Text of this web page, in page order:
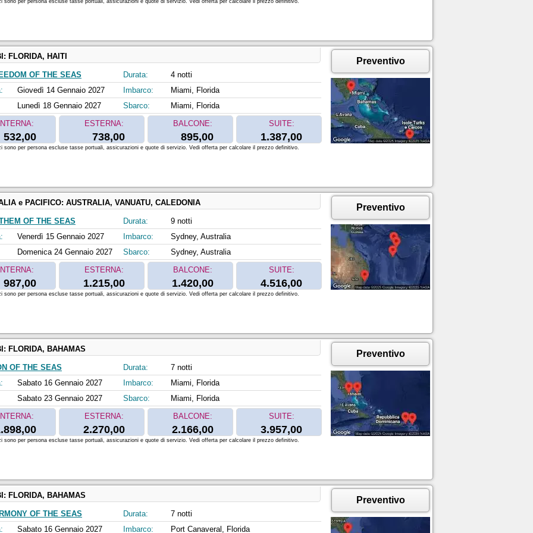
sono per persona escluse tasse portuali, assicurazioni e quote di servizio. Vedi offerta per calcolare il prezzo definitivo.
FLORIDA, HAITI
OF THE SEAS
Giovedì 14 Gennaio 2027
Lunedì 18 Gennaio 2027
Durata:
4 notti
Imbarco:
Miami, Florida
Sbarco:
Miami, Florida
532,00
ESTERNA:
738,00
BALCONE:
895,00
SUITE:
1.387,00
Preventivo
sono per persona escluse tasse portuali, assicurazioni e quote di servizio. Vedi offerta per calcolare il prezzo definitivo.
e PACIFICO: AUSTRALIA, VANUATU, CALEDONIA
OF THE SEAS
Venerdì 15 Gennaio 2027
Domenica 24 Gennaio 2027
Durata:
9 notti
Imbarco:
Sydney, Australia
Sbarco:
Sydney, Australia
987,00
ESTERNA:
1.215,00
BALCONE:
1.420,00
SUITE:
4.516,00
Preventivo
sono per persona escluse tasse portuali, assicurazioni e quote di servizio. Vedi offerta per calcolare il prezzo definitivo.
FLORIDA, BAHAMAS
OF THE SEAS
Sabato 16 Gennaio 2027
Sabato 23 Gennaio 2027
Durata:
7 notti
Imbarco:
Miami, Florida
Sbarco:
Miami, Florida
ESTERNA:
2.270,00
BALCONE:
2.166,00
SUITE:
3.957,00
Preventivo
sono per persona escluse tasse portuali, assicurazioni e quote di servizio. Vedi offerta per calcolare il prezzo definitivo.
FLORIDA, BAHAMAS
OF THE SEAS
Sabato 16 Gennaio 2027
Durata:
7 notti
Imbarco:
Port Canaveral, Florida
Preventivo